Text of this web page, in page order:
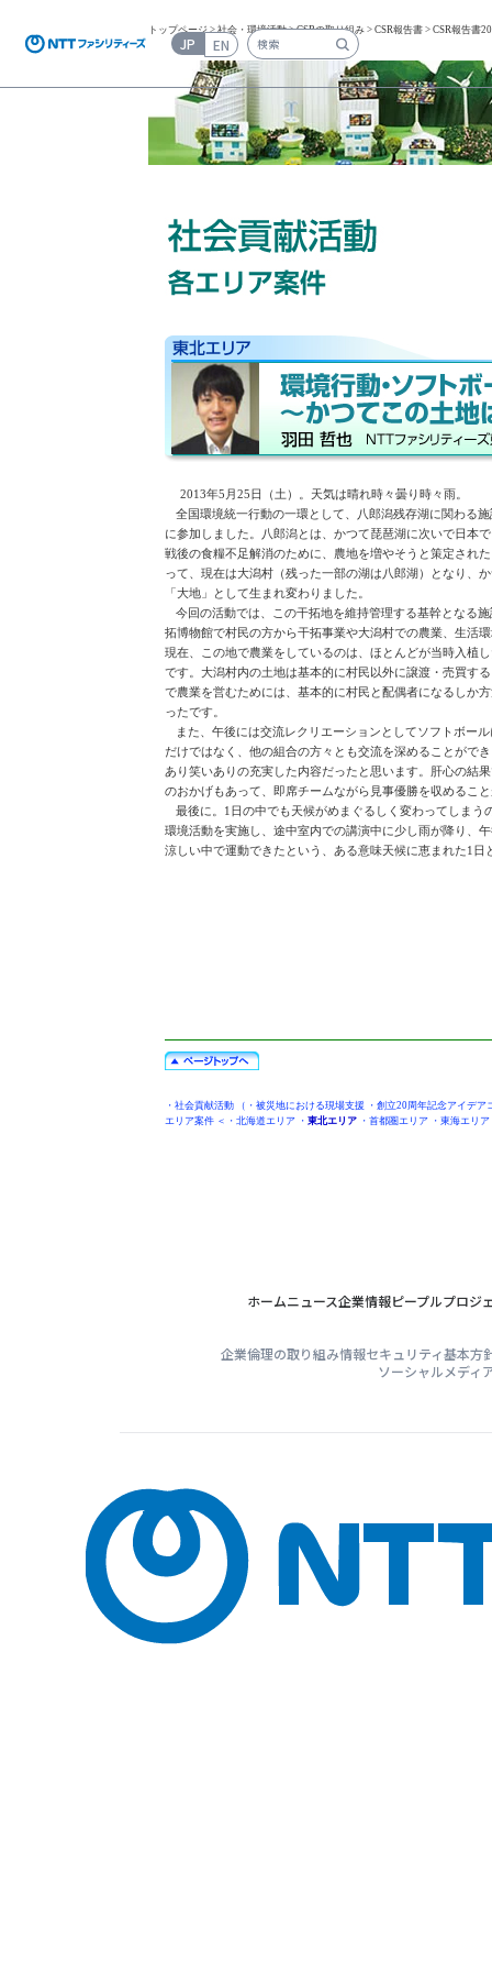
JP EN 検索キーワード入力
トップページ>社会・環境活動>CSRの取り組み > CSR報告書 > CSR報告書
2013年5月25日（土）。天気は晴れ時々曇り時々雨。
全国環境統一行動の一環として、八郎潟残存湖に関わる
に参加しました。八郎潟とは、かつて琵琶湖に次いで日本
戦後の食糧不足解消のために、農地を増やそうと策定され
って、現在は大潟村（残った一部の湖は八郎湖）となり、
「大地」として生まれ変わりました。
今回の活動では、この干拓地を維持管理する基幹となる
拓博物館で村民の方から干拓事業や大潟村での農業、生活
現在、この地で農業をしているのは、ほとんどが当時入植
です。大潟村内の土地は基本的に村民以外に譲渡・売買す
で農業を営むためには、基本的に村民と配偶者になるしか
ったです。
また、午後には交流レクリエーションとしてソフトボー
だけではなく、他の組合の方々とも交流を深めることがで
あり笑いありの充実した内容だったと思います。肝心の結
のおかげもあって、即席チームながら見事優勝を収めるこ
最後に。1日の中でも天候がめまぐるしく変わってしまう
環境活動を実施し、途中室内での講演中に少し雨が降り、
涼しい中で運動できたという、ある意味天候に恵まれた1日
・ 社会貢献活動 （・ 被災地における現場支援 ・ 創立20周年記念アイデア
エリア案件 ＜・ 北海道エリア ・ 東北エリア ・ 首都圏エリア ・ 東海エリア
ホームニュース企業情報ピープルプロジ
企業倫理の取り組み情報セキュリティ基本方
ソーシャルメディ